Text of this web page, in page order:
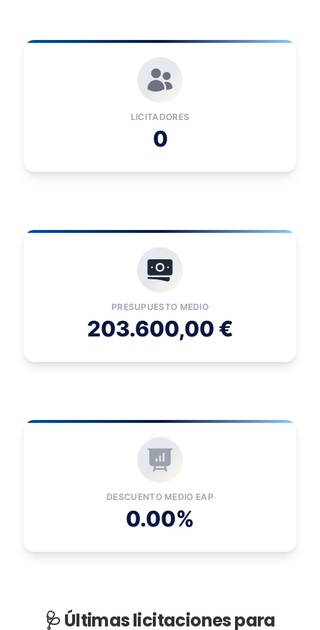
LICITADORES
0
PRESUPUESTO MEDIO
203.600,00 €
DESCUENTO MEDIO EAP
0.00%
🩺 Últimas licitaciones para